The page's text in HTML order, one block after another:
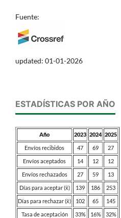
Fuente:
updated: 01-01-2026
ESTADÍSTICAS POR AÑO
Año 2023 2024 2025
Envíos recibidos
47 69
27
Envíos aceptados
14 12
12
Envíos rechazados
27 59
13
Días para aceptar (x̄)
139 186
253
Días para rechazar (x̄)
102 65
145
Tasa de aceptación
33% 16%
32%